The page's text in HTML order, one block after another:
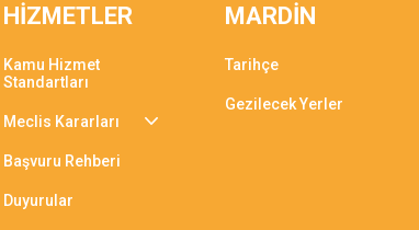
HİZMETLER
Kamu Hizmet
Standartları
Meclis Kararları
Başvuru Rehberi
Duyurular
MARDİN
Tarihçe
Gezilecek Yerler